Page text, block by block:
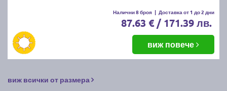
Налични 8 броя | Доставка от 1 до 2 дни
87.63 € / 171.39 лв.
виж повече
виж всички от размера